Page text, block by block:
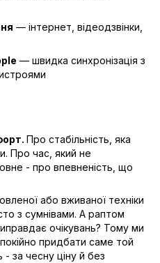
— інтернет, відеодзвінки,
— швидка синхронізація з
Про стабільність, яка
Про час, який не
- про впевненість, що
або вживаної техніки
з сумнівами. А раптом
очікувань? Тому ми
придбати саме той
- за чесну ціну й без